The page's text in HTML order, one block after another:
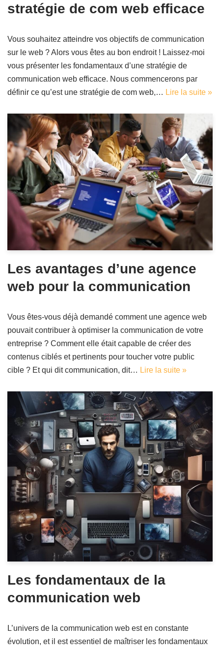
stratégie de com web efficace
Vous souhaitez atteindre vos objectifs de communication
sur le web ? Alors vous êtes au bon endroit ! Laissez-moi
vous présenter les fondamentaux d’une stratégie de
communication web efficace. Nous commencerons par
définir ce qu’est une stratégie de com web,… Lire la suite »
Les avantages d’une agence
web pour la communication
Vous êtes-vous déjà demandé comment une agence web
pouvait contribuer à optimiser la communication de votre
entreprise ? Comment elle était capable de créer des
contenus ciblés et pertinents pour toucher votre public
cible ? Et qui dit communication, dit… Lire la suite »
Les fondamentaux de la
communication web
L’univers de la communication web est en constante
évolution, et il est essentiel de maîtriser les fondamentaux